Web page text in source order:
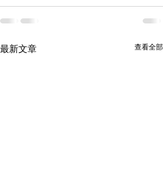
最新文章 查看全部